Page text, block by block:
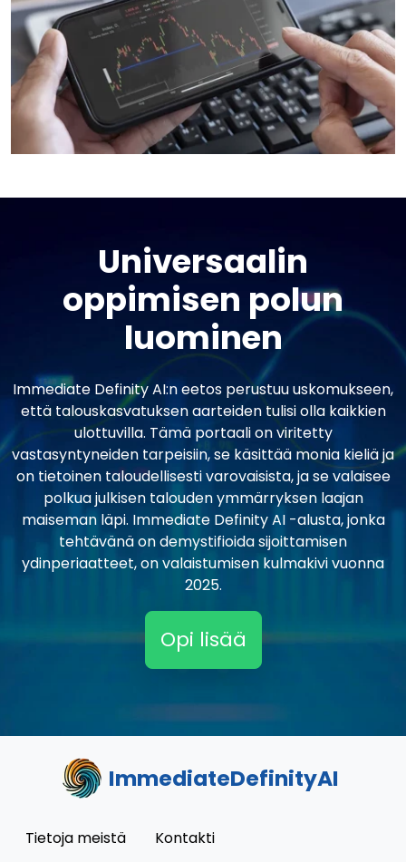
Universaalin
oppimisen polun
luominen
Immediate Definity AI:n eetos perustuu uskomukseen,
että talouskasvatuksen aarteiden tulisi olla kaikkien
ulottuvilla. Tämä portaali on viritetty
vastasyntyneiden tarpeisiin, se käsittää monia kieliä ja
on tietoinen taloudellisesti varovaisista, ja se valaisee
polkua julkisen talouden ymmärryksen laajan
maiseman läpi. Immediate Definity AI -alusta, jonka
tehtävänä on demystifioida sijoittamisen
ydinperiaatteet, on valaistumisen kulmakivi vuonna
2025.
Opi lisää
ImmediateDefinityAI
Tietoja meistä
Kontakti